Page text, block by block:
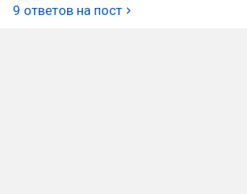
9 ответов на пост